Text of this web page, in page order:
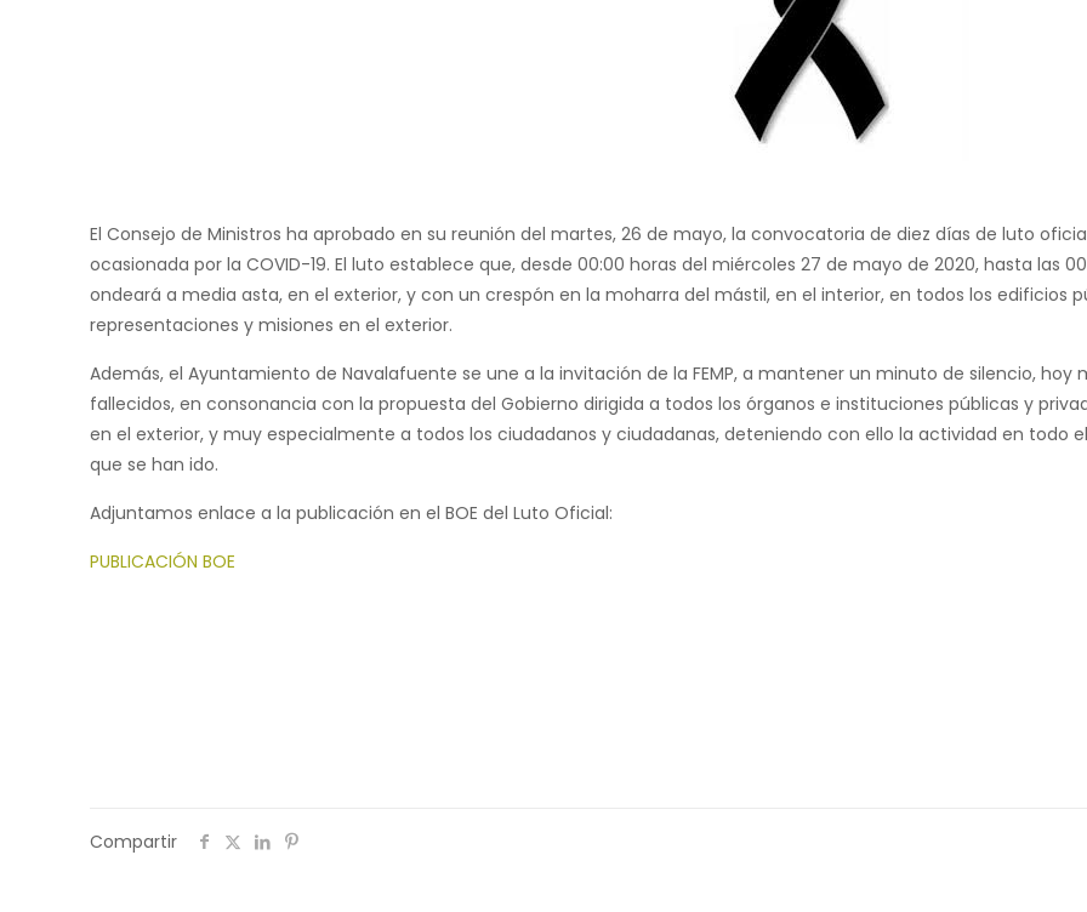
El Consejo de Ministros ha aprobado en su reunión del martes, 26 de mayo, la convocatoria de diez días de luto
ocasionada por la COVID-19. El luto establece que, desde 00:00 horas del miércoles 27 de mayo de 2020, hasta las
ondeará a media asta, en el exterior, y con un crespón en la moharra del mástil, en el interior, en todos los edificios
representaciones y misiones en el exterior.
Además, el Ayuntamiento de Navalafuente se une a la invitación de la FEMP, a mantener un minuto de silencio, hoy
fallecidos, en consonancia con la propuesta del Gobierno dirigida a todos los órganos e instituciones públicas y
en el exterior, y muy especialmente a todos los ciudadanos y ciudadanas, deteniendo con ello la actividad en todo
que se han ido.
Adjuntamos enlace a la publicación en el BOE del Luto Oficial:
PUBLICACIÓN BOE
Compartir